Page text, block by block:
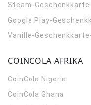
Steam-
Google Play-
Vanille-
COINCOLA AFRIKA
CoinCola Nigeria
CoinCola Ghana